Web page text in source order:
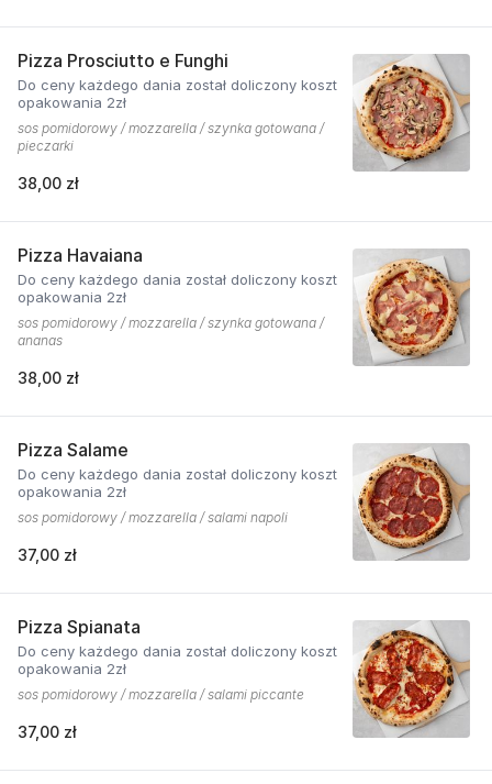
Pizza Prosciutto e Funghi
Do ceny każdego dania został doliczony koszt
opakowania 2zł
sos pomidorowy / mozzarella / szynka gotowana /
pieczarki
38,00 zł
Pizza Havaiana
Do ceny każdego dania został doliczony koszt
opakowania 2zł
sos pomidorowy / mozzarella / szynka gotowana /
ananas
38,00 zł
Pizza Salame
Do ceny każdego dania został doliczony koszt
opakowania 2zł
sos pomidorowy / mozzarella / salami napoli
37,00 zł
Pizza Spianata
Do ceny każdego dania został doliczony koszt
opakowania 2zł
sos pomidorowy / mozzarella / salami piccante
37,00 zł